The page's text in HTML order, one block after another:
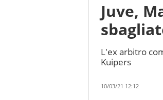
Juve,
L'ex arbitro
Kuipers
10/03/21 12:12